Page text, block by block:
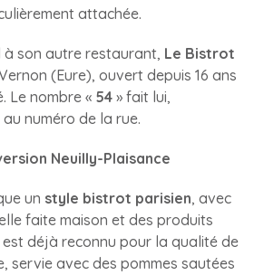
attachée.
à son autre restaurant, Le Bistrot
(Eure), ouvert depuis 16 ans
Le nombre « 54 » fait lui,
numéro de la rue.
Neuilly-Plaisance
un style bistrot parisien, avec
faite maison et des produits
est déjà reconnu pour la qualité de
servie avec des pommes sautées